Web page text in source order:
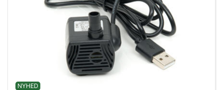
NYHED